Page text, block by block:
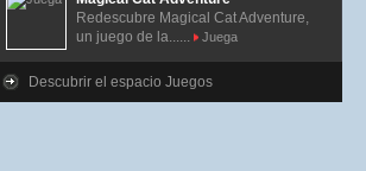
Redescubre Magical Cat Adventure,
un juego de la......
Juega
Descubrir el espacio Juegos